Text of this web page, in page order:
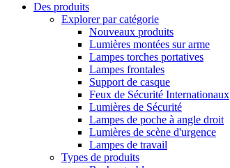
Des produits
Explorer par catégorie
Nouveaux produits
Lumières montées sur arme
Lampes torches portatives
Lampes frontales
Support de casque
Feux de Sécurité Internationaux
Lumières de Sécurité
Lampes de poche à angle droit
Lumières de scène d'urgence
Lampes de travail
Types de produits